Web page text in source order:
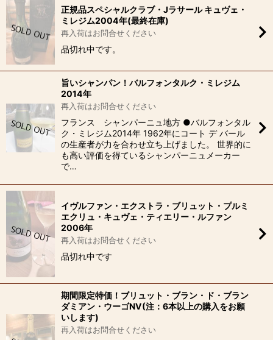
正規品スペシャルクラブ・Jラサール キュヴェ・
ミレジム2004年(最終在庫)
再入荷はお問合せください
品切れ中です。
旨いシャンパン！バルフォンタルク・ミレジム
2014年
再入荷はお問合せください
フランス シャンパーニュ地方 ●バルフォンタル
ク・ミレジム2014年 1962年にコート デ バール
の生産者が力を合わせ立ち上げました。 世界的に
も高い評価を得ているシャンパーニュメーカー
で…
イヴルファン・エクストラ・ブリュット・プルミ
エクリュ・キュヴェ・ティエリー・ルファン
2006年
再入荷はお問合せください
品切れ中です
期間限定特価！ブリュット・ブラン・ド・ブラン
ダミアン・ウーゴNV(注：6本以上の購入をお願
いします)
再入荷はお問合せください